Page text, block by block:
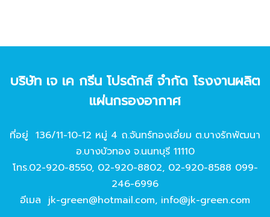
บริษัท เจ เค กรีน โปรดักส์ จํากัด โรงงานผลิต
แผ่นกรองอากาศ
ที่อยู่ 136/11-10-12 หมู่ 4 ถ.จันทร์ทองเอี่ยม ต.บางรักพัฒนา
อ.บางบัวทอง จ.นนทบุรี 11110
โทร.02-920-8550, 02-920-8802, 02-920-8588 099-
246-6996
อีเมล jk-green@hotmail.com, info@jk-green.com